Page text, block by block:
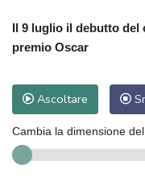
Il 9 luglio il debutto del
premio Oscar
Ascoltare
Cambia la dimensione